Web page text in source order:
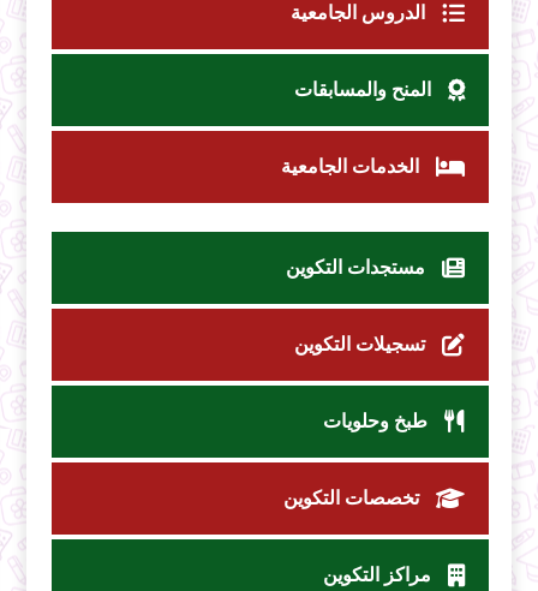
الدروس الجامعية
المنح والمسابقات
الخدمات الجامعية
مستجدات التكوين
تسجيلات التكوين
طبخ وحلويات
تخصصات التكوين
مراكز التكوين